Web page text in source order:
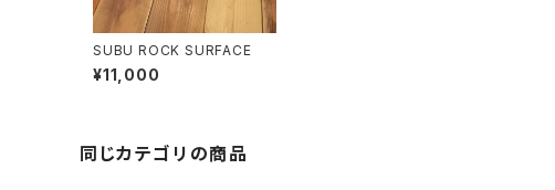
SUBU ROCK SURFACE
¥11,000
同じカテゴリの商品